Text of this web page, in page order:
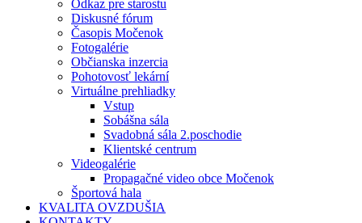
Odkaz pre starostu
Diskusné fórum
Časopis Močenok
Fotogalérie
Občianska inzercia
Pohotovosť lekární
Virtuálne prehliadky
Vstup
Sobášna sála
Svadobná sála 2.poschodie
Klientské centrum
Videogalérie
Propagačné video obce Močenok
Športová hala
KVALITA OVZDUŠIA